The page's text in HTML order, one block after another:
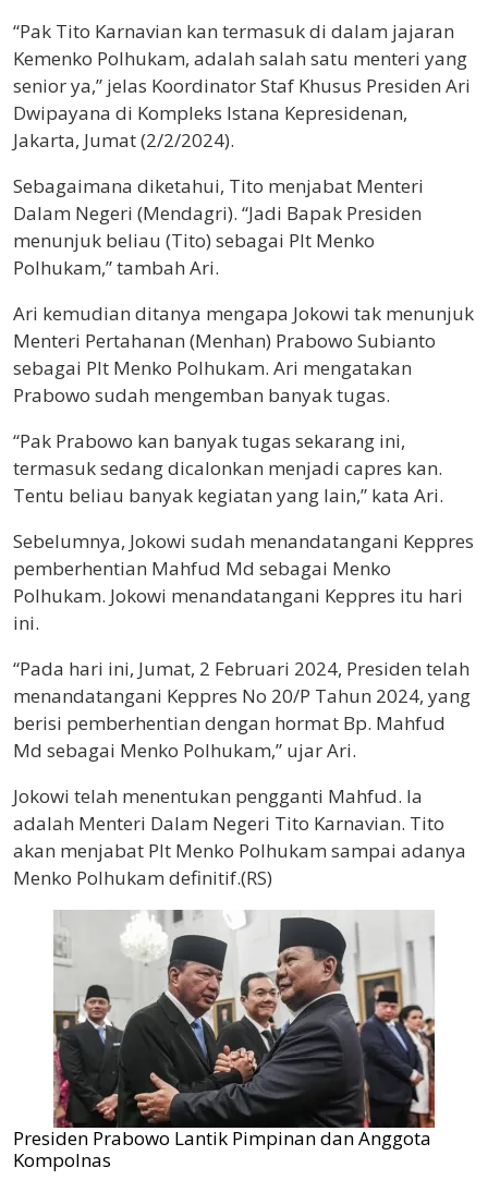
“Pak Tito Karnavian kan termasuk di dalam jajaran
Kemenko Polhukam, adalah salah satu menteri yang
senior ya,” jelas Koordinator Staf Khusus Presiden Ari
Dwipayana di Kompleks Istana Kepresidenan,
Jakarta, Jumat (2/2/2024).
Sebagaimana diketahui, Tito menjabat Menteri
Dalam Negeri (Mendagri). “Jadi Bapak Presiden
menunjuk beliau (Tito) sebagai Plt Menko
Polhukam,” tambah Ari.
Ari kemudian ditanya mengapa Jokowi tak menunjuk
Menteri Pertahanan (Menhan) Prabowo Subianto
sebagai Plt Menko Polhukam. Ari mengatakan
Prabowo sudah mengemban banyak tugas.
“Pak Prabowo kan banyak tugas sekarang ini,
termasuk sedang dicalonkan menjadi capres kan.
Tentu beliau banyak kegiatan yang lain,” kata Ari.
Sebelumnya, Jokowi sudah menandatangani Keppres
pemberhentian Mahfud Md sebagai Menko
Polhukam. Jokowi menandatangani Keppres itu hari
ini.
“Pada hari ini, Jumat, 2 Februari 2024, Presiden telah
menandatangani Keppres No 20/P Tahun 2024, yang
berisi pemberhentian dengan hormat Bp. Mahfud
Md sebagai Menko Polhukam,” ujar Ari.
Jokowi telah menentukan pengganti Mahfud. Ia
adalah Menteri Dalam Negeri Tito Karnavian. Tito
akan menjabat Plt Menko Polhukam sampai adanya
Menko Polhukam definitif.(RS)
Presiden Prabowo Lantik Pimpinan dan Anggota
Kompolnas